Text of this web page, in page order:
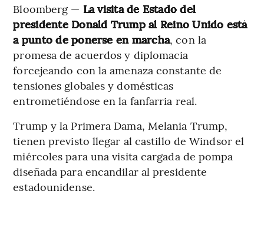
Bloomberg — La visita de Estado del
presidente Donald Trump al Reino Unido está
a punto de ponerse en marcha, con la
promesa de acuerdos y diplomacia
forcejeando con la amenaza constante de
tensiones globales y domésticas
entrometiéndose en la fanfarria real.
Trump y la Primera Dama, Melania Trump,
tienen previsto llegar al castillo de Windsor el
miércoles para una visita cargada de pompa
diseñada para encandilar al presidente
estadounidense.